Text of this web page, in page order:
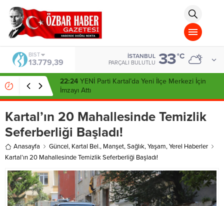
islami
chat
omegla
türk
sohbet
cinsel
sohbet
dini
chat
DOLAR
47,7111
İSTANBUL
PARÇALI BULUTLU 33°C
09:29 Türk Hava Kuvvetleri’nde Tarihi Gün: Özlem
Karapınar İlk Kadın General Oldu
Kartal’ın 20 Mahallesinde Temizlik
Seferberliği Başladı!
Anasayfa Güncel, Kartal Bel., Manşet,Sağlık,Yaşam,Yerel Haberler
Kartal’ın 20 Mahallesinde Temizlik Seferberliği Başladı!